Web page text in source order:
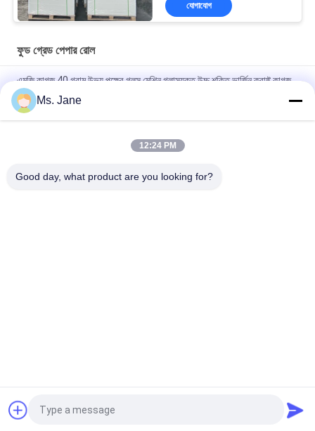
যোগাযোগ
ফুড গ্রেড পেপার রোল
এমজি কাগজ 40 গ্রাম উভয় পক্ষের গ্লস মেশিন গ্লাসযুক্ত উচ্চ শক্তি ভার্জিন ক্রাফ্ট কাগজ
৮০/৯০ গ্রাম ডাবল সাইড সলিড ব্ল্যাক ক্রাফট পেপার ফুড গ্রেড নটস ও শুকনো ফল
প্যাকেজিংয়ের জন্য
BMPAPER উচ্চ শ্বাস প্রশ্বাসের টেক্সচারযুক্ত তামাক রোলিং পেপার 25gsm ছোট
Ms. Jane
12:24 PM
Good day, what product are you looking for?